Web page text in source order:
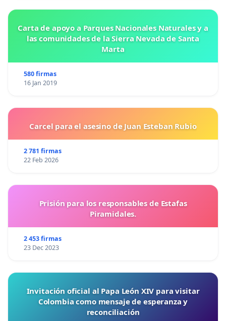
Carta de apoyo a Parques Nacionales Naturales y a
las comunidades de la Sierra Nevada de Santa
Marta
580 firmas
16 Jan 2019
Carcel para el asesino de Juan Esteban Rubio
2 781 firmas
22 Feb 2026
Prisión para los responsables de Estafas
Piramidales.
2 453 firmas
23 Dec 2023
Invitación oficial al Papa León XIV para visitar
Colombia como mensaje de esperanza y
reconciliación